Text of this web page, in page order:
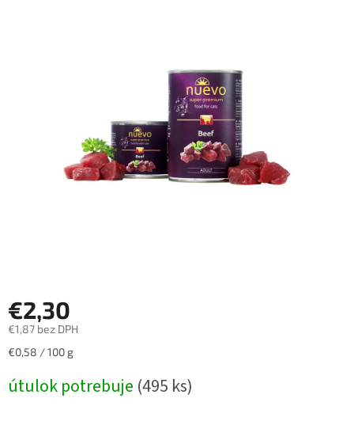
€2,30
€1,87 bez DPH
Jednotková
€0,58 / 100 g
útulok potrebuje (495 ks)